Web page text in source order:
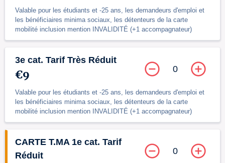
Valable pour les étudiants et -25 ans, les demandeurs d'emploi et
les bénéficiaires minima sociaux, les détenteurs de la carte
mobilité inclusion mention INVALIDITÉ (+1 accompagnateur)
3e cat. Tarif Très Réduit
€9
Valable pour les étudiants et -25 ans, les demandeurs d'emploi et
les bénéficiaires minima sociaux, les détenteurs de la carte
mobilité inclusion mention INVALIDITÉ (+1 accompagnateur)
0
CARTE T.MA 1e cat. Tarif
Réduit
0